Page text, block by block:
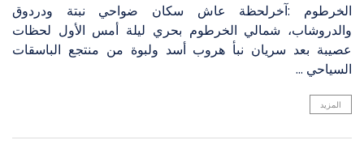
الخرطوم :آخرلحظة عاش سكان ضواحي نبتة ودردوق
والدروشاب، شمالي الخرطوم بحري ليلة أمس الأول لحظات
عصيبة بعد سريان نبأ هروب أسد ولبوة من منتجع الباسقات
السياحي ...
المزيد